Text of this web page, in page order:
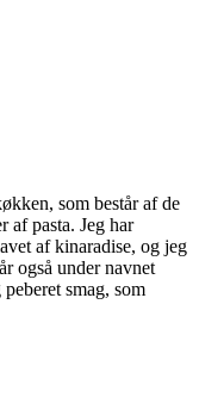
som består af de
af pasta. Jeg har
af kinaradise, og jeg
også under navnet
smag, som